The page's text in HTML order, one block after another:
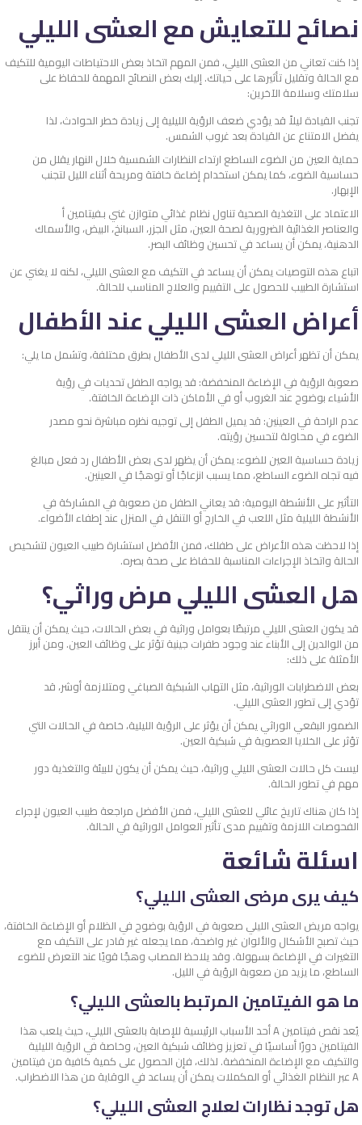
نصائح للتعايش مع العشى الليلي
إذا كنت تعاني من العشى الليلي، فمن المهم اتخاذ بعض الاحتياطات اليومية للتكيف
مع الحالة وتقليل تأثيرها على حياتك. إليك بعض النصائح المهمة للحفاظ على
سلامتك وسلامة الآخرين:
تجنب القيادة ليلاً قد يؤدي ضعف الرؤية الليلية إلى زيادة خطر الحوادث، لذا
يفضل الامتناع عن القيادة بعد غروب الشمس.
حماية العين من الضوء الساطع ارتداء النظارات الشمسية خلال النهار يقلل من
حساسية الضوء، كما يمكن استخدام إضاءة خافتة ومريحة أثناء الليل لتجنب
الإبهار.
الاعتماد على التغذية الصحية تناول نظام غذائي متوازن غني بـفيتامين أ
والعناصر الغذائية الضرورية لصحة العين، مثل الجزر، السبانخ، البيض، والأسماك
الدهنية، يمكن أن يساعد في تحسين وظائف البصر.
اتباع هذه التوصيات يمكن أن يساعد في التكيف مع العشى الليلي، لكنه لا يغني عن
استشارة الطبيب للحصول على التقييم والعلاج المناسب للحالة.
أعراض العشى الليلي عند الأطفال
يمكن أن تظهر أعراض العشى الليلي لدى الأطفال بطرق مختلفة، وتشمل ما يلي:
صعوبة الرؤية في الإضاءة المنخفضة: قد يواجه الطفل تحديات في رؤية
الأشياء بوضوح عند الغروب أو في الأماكن ذات الإضاءة الخافتة.
عدم الراحة في العينين: قد يميل الطفل إلى توجيه نظره مباشرة نحو مصدر
الضوء في محاولة لتحسين رؤيته.
زيادة حساسية العين للضوء: يمكن أن يظهر لدى بعض الأطفال رد فعل مبالغ
فيه تجاه الضوء الساطع، مما يسبب انزعاجًا أو توهجًا في العينين.
التأثير على الأنشطة اليومية: قد يعاني الطفل من صعوبة في المشاركة في
الأنشطة الليلية مثل اللعب في الخارج أو التنقل في المنزل عند إطفاء الأضواء.
إذا لاحظت هذه الأعراض على طفلك، فمن الأفضل استشارة طبيب العيون لتشخيص
الحالة واتخاذ الإجراءات المناسبة للحفاظ على صحة بصره.
هل العشى الليلي مرض وراثي؟
قد يكون العشى الليلي مرتبطًا بعوامل وراثية في بعض الحالات، حيث يمكن أن ينتقل
من الوالدين إلى الأبناء عند وجود طفرات جينية تؤثر على وظائف العين. ومن أبرز
الأمثلة على ذلك:
بعض الاضطرابات الوراثية، مثل التهاب الشبكية الصباغي ومتلازمة أوشر، قد
تؤدي إلى تطور العشى الليلي.
الضمور البقعي الوراثي يمكن أن يؤثر على الرؤية الليلية، خاصة في الحالات التي
تؤثر على الخلايا العصوية في شبكية العين.
ليست كل حالات العشى الليلي وراثية، حيث يمكن أن يكون للبيئة والتغذية دور
مهم في تطور الحالة.
إذا كان هناك تاريخ عائلي للعشى الليلي، فمن الأفضل مراجعة طبيب العيون لإجراء
الفحوصات اللازمة وتقييم مدى تأثير العوامل الوراثية في الحالة.
اسئلة شائعة
كيف يرى مرضى العشى الليلي؟
يواجه مريض العشى الليلي صعوبة في الرؤية بوضوح في الظلام أو الإضاءة الخافتة،
حيث تصبح الأشكال والألوان غير واضحة، مما يجعله غير قادر على التكيف مع
التغيرات في الإضاءة بسهولة. وقد يلاحظ المصاب وهجًا قويًا عند التعرض للضوء
الساطع، ما يزيد من صعوبة الرؤية في الليل.
ما هو الفيتامين المرتبط بالعشى الليلي؟
يُعد نقص فيتامين A أحد الأسباب الرئيسية للإصابة بالعشى الليلي، حيث يلعب هذا
الفيتامين دورًا أساسيًا في تعزيز وظائف شبكية العين، وخاصة في الرؤية الليلية
والتكيف مع الإضاءة المنخفضة. لذلك، فإن الحصول على كمية كافية من فيتامين
A عبر النظام الغذائي أو المكملات يمكن أن يساعد في الوقاية من هذا الاضطراب.
هل توجد نظارات لعلاج العشى الليلي؟